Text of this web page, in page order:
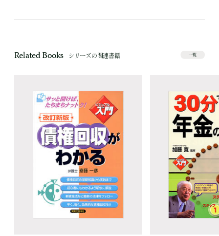
Related Books シリーズの関連書籍 一覧